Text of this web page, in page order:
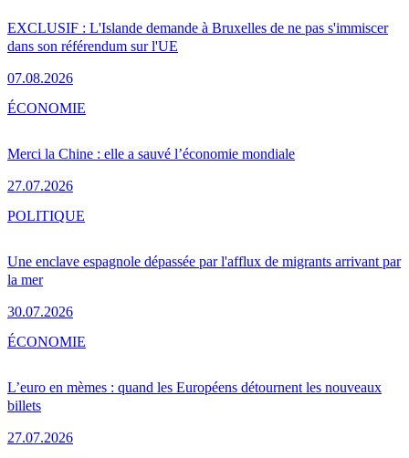
EXCLUSIF : L'Islande demande à Bruxelles de ne pas s'immiscer
dans son référendum sur l'UE
07.08.2026
Merci la Chine : elle a sauvé l’économie mondiale
27.07.2026
ÉCONOMIE
Une enclave espagnole dépassée par l'afflux de migrants arrivant par
la mer
30.07.2026
POLITIQUE
L’euro en mèmes : quand les Européens détournent les nouveaux
billets
27.07.2026
ÉCONOMIE